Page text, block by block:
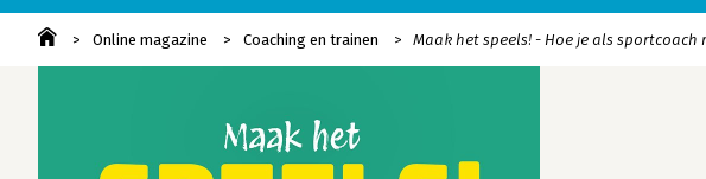
Online magazine Coaching en trainen Maak het speels! - Hoe je als